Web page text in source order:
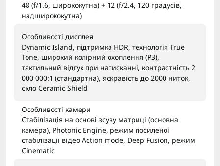
48 (f/1.6, ширококутна) + 12 (f/2.4, 120 градусів,
надширококутна)
Особливості дисплея
Dynamic Island, підтримка HDR, технологія True
Tone, широкий колірний охоплення (P3),
тактильний відгук при натисканні, контрастність 2
000 000:1 (стандартна), яскравість до 2000 ниток,
скло Ceramic Shield
Особливості камери
Стабілізація на основі зсуву матриці (основна
камера), Photonic Engine, режим посиленої
стабілізації відео Action mode, Deep Fusion, режим
Cinematic